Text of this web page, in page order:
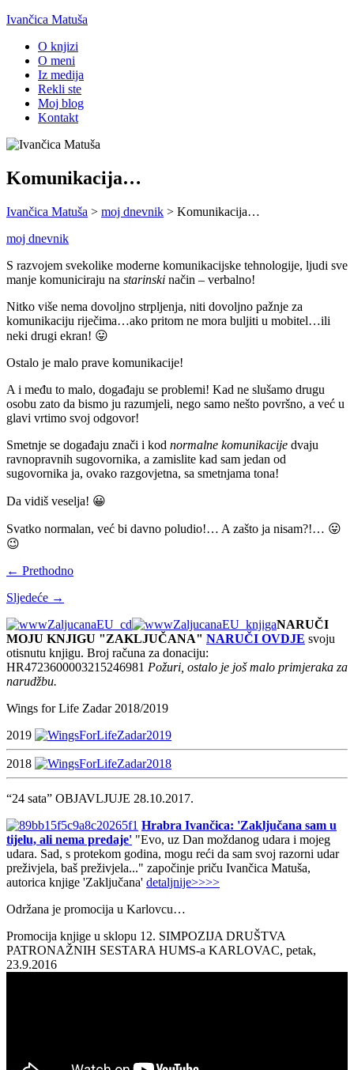
Ivančica Matuša
O knjizi
O meni
Iz medija
Rekli ste
Moj blog
Kontakt
Komunikacija…
Ivančica Matuša > moj dnevnik > Komunikacija…
moj dnevnik
S razvojem svekolike moderne komunikacijske tehnologije, ljudi sve
manje komuniciraju na starinski način – verbalno!
Nitko više nema dovoljno strpljenja, niti dovoljno pažnje za
komunikaciju riječima…ako pritom ne mora buljiti u mobitel…ili
neki drugi ekran! 😛
Ostalo je malo prave komunikacije!
A i među to malo, događaju se problemi! Kad ne slušamo drugu
osobu zato da bismo ju razumjeli, nego samo nešto površno, a već u
glavi vrtimo svoj odgovor!
Smetnje se događaju znači i kod normalne komunikacije dvaju
ravnopravnih sugovornika, a zamislite kad sam jedan od
sugovornika ja, ovako razgovjetna, sa smetnjama tona!
Da vidiš veselja! 😀
Svatko normalan, već bi davno poludio!… A zašto ja nisam?!… 😛
😉
← Prethodno
Sljedeće →
NARUČI
MOJU KNJIGU "ZAKLJUČANA" NARUČI OVDJE svoju
otisnutu knjigu. Broj računa za donaciju:
HR4723600003215246981 Požuri, ostalo je još malo primjeraka za
narudžbu.
Wings for Life Zadar 2018/2019
2019
2018
“24 sata” OBJAVLJUJE 28.10.2017.
Hrabra Ivančica: 'Zaključana sam u
tijelu, ali nema predaje' "Evo, uz Dan moždanog udara i mojeg
udara. Sad, s protekom godina, mogu reći da sam svoj razorni udar
preživjela, baš preživjela..." započinje priču Ivančica Matuša,
autorica knjige 'Zaključana' detaljnije>>>>
Održana je promocija u Karlovcu…
Promocija knjige u sklopu 12. SIMPOZIJA DRUŠTVA
PATRONAŽNIH SESTARA HUMS-a KARLOVAC, petak,
23.9.2016